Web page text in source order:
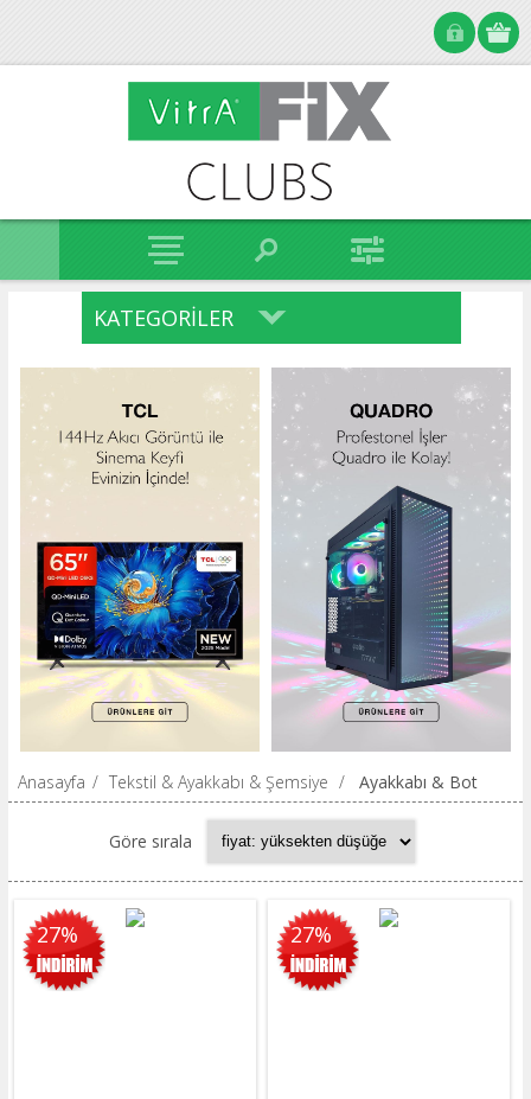
KATEGORILER
Anasayfa / Tekstil & Ayakkabı & Şemsiye / Ayakkabı & Bot
Göre sırala
27% 27%